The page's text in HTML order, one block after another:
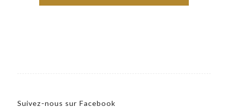
Suivez-nous sur Facebook